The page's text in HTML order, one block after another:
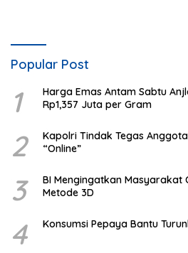
Popular Post
1
Harga Emas Antam Sabtu
Rp1,357 Juta per Gram
2
Kapolri Tindak Tegas
“Online”
3
BI Mengingatkan Masyarakat
Metode 3D
4 Konsumsi Pepaya Bantu